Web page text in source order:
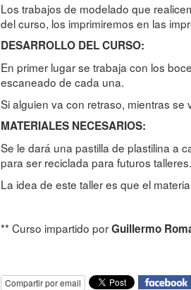
Los trabajos de modelado que
del curso, los imprimiremos en las
DESARROLLO DEL CURSO:
En primer lugar se trabaja con los
escaneado de cada una.
Si alguien va con retraso, mientras
MATERIALES NECESARIOS:
Se le dará una pastilla de plastilina a
para ser reciclada para futuros talleres.
La idea de este taller es que el
** Curso impartido porGuillermo
Compartir por email